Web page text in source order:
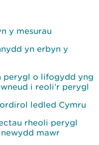
y mesurau
yn erbyn y
perygl o lifogydd yng
i reoli’r perygl
ledled Cymru
rheoli perygl
mawr